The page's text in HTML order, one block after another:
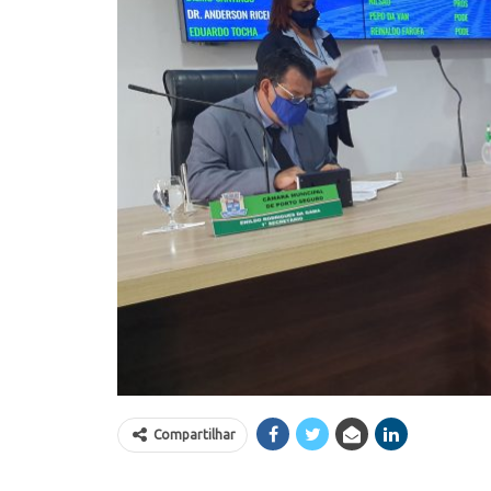
Compartilhar